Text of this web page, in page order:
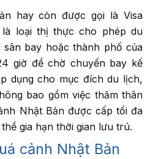
hay còn được gọi là Visa
loại thị thực cho phép du
bay hoặc thành phố của
giờ để chờ chuyến bay kế
dụng cho mục đích du lịch,
bao gồm việc thăm thân
Nhật Bản được cấp tối đa
gia hạn thời gian lưu trú.
cảnh Nhật Bản